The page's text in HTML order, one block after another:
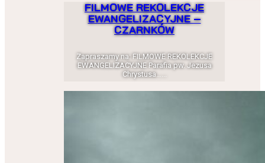
FILMOWE REKOLEKCJE
EWANGELIZACYJNE –
CZARNKÓW
Zapraszamy na: FILMOWE REKOLEKCJE
EWANGELIZACYJNE Parafia pw. Jezusa
Chrystusa…...